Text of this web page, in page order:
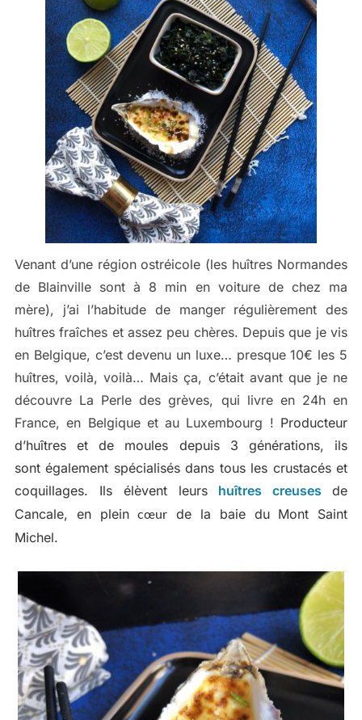
Venant d’une région ostréicole (les huîtres Normandes
de Blainville sont à 8 min en voiture de chez ma
mère), j’ai l’habitude de manger régulièrement des
huîtres fraîches et assez peu chères. Depuis que je vis
en Belgique, c’est devenu un luxe… presque 10€ les 5
huîtres, voilà, voilà… Mais ça, c’était avant que je ne
découvre La Perle des grèves, qui livre en 24h en
France, en Belgique et au Luxembourg ! Producteur
d’huîtres et de moules depuis 3 générations, ils
sont également spécialisés dans tous les crustacés et
coquillages. Ils élèvent leurs huîtres creuses
de
Cancale, en pleincœur
de la baie du Mont Saint
Michel.